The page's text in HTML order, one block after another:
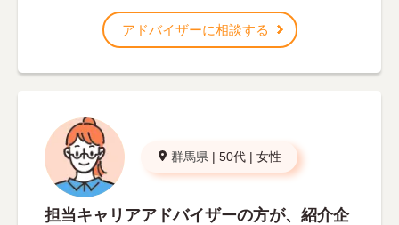
アドバイザーに相談する
群馬県 | 50代 | 女性
担当キャリアアドバイザーの方が、紹介企